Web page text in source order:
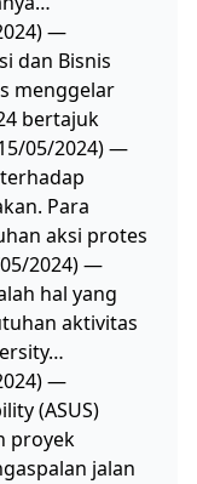
—
dan Bisnis
menggelar
bertajuk
05/2024) —
Para
aksi protes
2024) —
hal yang
aktivitas
—
(ASUS)
proyek
jalan